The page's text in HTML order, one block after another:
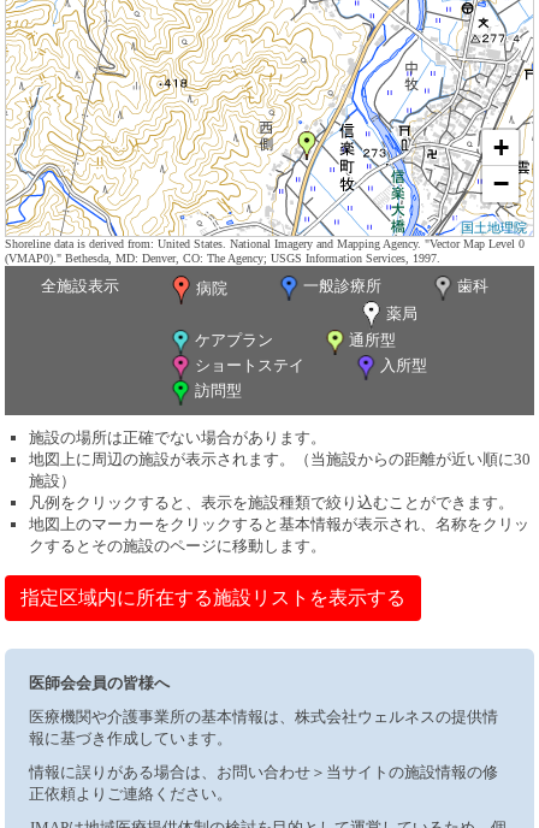
+
−
国土地理院
Shoreline data is derived from: United States. National Imagery and Mapping Agency. "Vector Map Level 0
(VMAP0)." Bethesda, MD: Denver, CO: The Agency; USGS Information Services, 1997.
全施設表示 病院 一般診療所
歯科
薬局
ケアプラン
通所型
ショートステイ
入所型
訪問型
施設の場所は正確でない場合があります。
地図上に周辺の施設が表示されます。（当施設からの距離が近い順に30
施設）
凡例をクリックすると、表示を施設種類で絞り込むことができます。
地図上のマーカーをクリックすると基本情報が表示され、名称をクリッ
クするとその施設のページに移動します。
指定区域内に所在する施設リストを表示する
医師会会員の皆様へ
医療機関や介護事業所の基本情報は、株式会社ウェルネスの提供情
報に基づき作成しています。
情報に誤りがある場合は、お問い合わせ＞当サイトの施設情報の修
正依頼よりご連絡ください。